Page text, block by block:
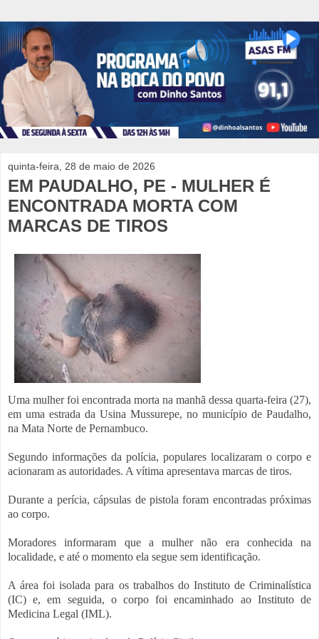
quinta-feira, 28 de maio de 2026
EM PAUDALHO, PE - MULHER É
ENCONTRADA MORTA COM
MARCAS DE TIROS
Uma mulher foi encontrada morta na manhã dessa quarta-feira (27),
em uma estrada da Usina Mussurepe, no município de Paudalho,
na Mata Norte de Pernambuco.
Segundo informações da polícia, populares localizaram o corpo e
acionaram as autoridades. A vítima apresentava marcas de tiros.
Durante a perícia, cápsulas de pistola foram encontradas próximas
ao corpo.
Moradores informaram que a mulher não era conhecida na
localidade, e até o momento ela segue sem identificação.
A área foi isolada para os trabalhos do Instituto de Criminalística
(IC) e, em seguida, o corpo foi encaminhado ao Instituto de
Medicina Legal (IML).